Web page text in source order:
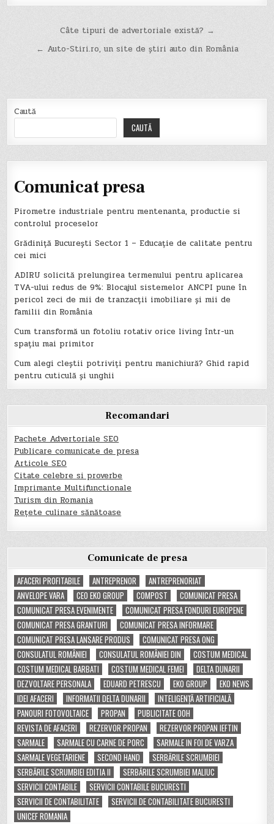
NavigareCâte tipuri de advertoriale există? →
← Auto-Stiri.ro, un site de știri auto din România
Caută
CAUTĂ
Comunicat presa
Pirometre industriale pentru mentenanta, productie si
controlul proceselor
Grădiniță București Sector 1 – Educație de calitate pentru
cei mici
ADIRU solicită prelungirea termenului pentru aplicarea
TVA-ului redus de 9%: Blocajul sistemelor ANCPI pune în
pericol zeci de mii de tranzacții imobiliare și mii de
familii din România
Cum transformă un fotoliu rotativ orice living într-un
spațiu mai primitor
Cum alegi cleștii potriviți pentru manichiură? Ghid rapid
pentru cuticulă și unghii
Recomandari
Pachete Advertoriale SEO
Publicare comunicate de presa
Articole SEO
Citate celebre si proverbe
Imprimante Multifunctionale
Turism din Romania
Rețete culinare sănătoase
Comunicate de presa
AFACERI PROFITABILE
ANTREPRENOR
ANTREPRENORIAT
ANVELOPE VARA
CEO EKO GROUP COMPOST
COMUNICAT PRESA
COMUNICAT PRESA EVENIMENTE
COMUNICAT PRESA FONDURI EUROPENE
COMUNICAT PRESA GRANTURI
COMUNICAT PRESA INFORMARE
COMUNICAT PRESA LANSARE PRODUS
COMUNICAT PRESA ONG
CONSULATUL ROMÂNIEI
CONSULATUL ROMÂNIEI DIN
COSTUM MEDICAL
COSTUM MEDICAL BARBATI
COSTUM MEDICAL FEMEI
DELTA DUNARII
DEZVOLTARE PERSONALA
EDUARD PETRESCU EKO GROUP
EKO NEWS
IDEI AFACERI
INFORMATII DELTA DUNARII
INTELIGENȚĂ ARTIFICIALĂ
PANOURI FOTOVOLTAICE
PROPAN
PUBLICITATE OOH
REVISTA DE AFACERI
REZERVOR PROPAN
REZERVOR PROPAN IEFTIN
SARMALE
SARMALE CU CARNE DE PORC
SARMALE IN FOI DE VARZA
SARMALE VEGETARIENE
SECOND HAND
SERBĂRILE SCRUMBIEI
SERBĂRILE SCRUMBIEI EDITIA II
SERBĂRILE SCRUMBIEI MALIUC
SERVICII CONTABILE
SERVICII CONTABILE BUCURESTI
SERVICII DE CONTABILITATE
SERVICII DE CONTABILITATE BUCURESTI
UNICEF ROMANIA